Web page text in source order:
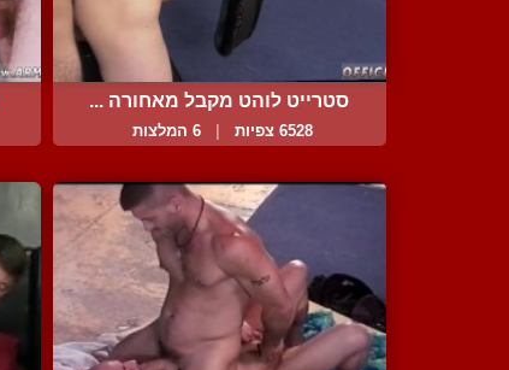
סטרייט לוהט מקבל מאחורה ...
6528 צפיות 6 המלצות